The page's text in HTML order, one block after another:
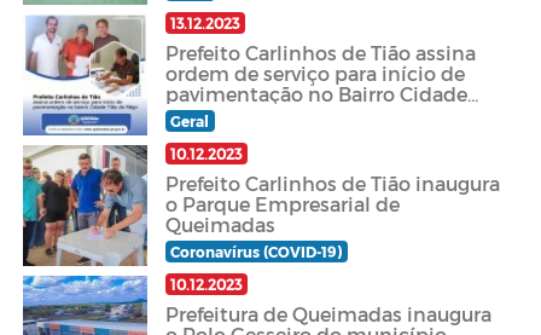
13.12.2023
Prefeito Carlinhos de Tião assina
ordem de serviço para início de
pavimentação no Bairro Cidade
Tião do Rêgo
Geral
10.12.2023
Prefeito Carlinhos de Tião inaugura
o Parque Empresarial de
Queimadas
Coronavírus (COVID-19)
10.12.2023
Prefeitura de Queimadas inaugura